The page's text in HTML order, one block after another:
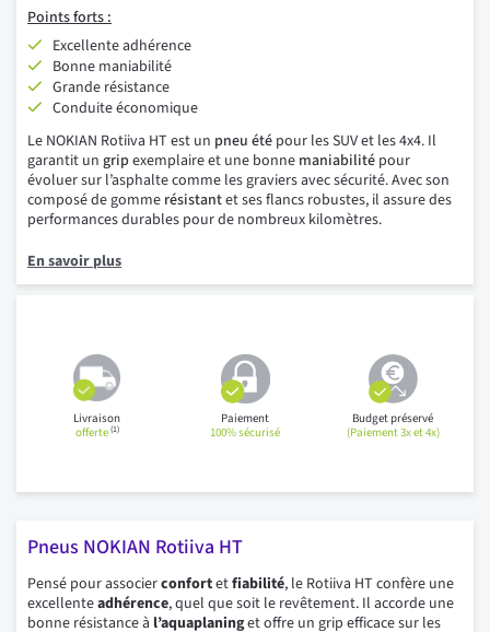
Pointsforts :
Excellente adhérence
Bonne maniabilité
Grande résistance
Conduite économique
Le NOKIAN Rotiiva HT est un pneu été pour les SUV et les 4x4. Il
garantit un gripexemplaire et une bonne maniabilité pour
évoluer sur l’asphalte comme les graviers avec sécurité. Avec son
composé de gomme résistantet ses flancs robustes, il assure des
performances durables pour de nombreux kilomètres.
En savoir plus
Livraison
offerte(1)
Paiement
100% sécurisé
Budget préservé
(Paiement 3x et 4x)
Pneus NOKIAN Rotiiva HT
Pensé pour associerconfortetfiabilité, le Rotiiva HT confère une
excellenteadhérence, quel que soit le revêtement. Il accorde une
bonne résistance à l’aquaplaninget offre un grip efficace sur les